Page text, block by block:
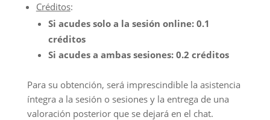
Créditos:
Si acudes solo a la sesión online: 0.1
créditos
Si acudes a ambas sesiones: 0.2 créditos
Para su obtención, será imprescindible la asistencia
íntegra a la sesión o sesiones y la entrega de una
valoración posterior que se dejará en el chat.